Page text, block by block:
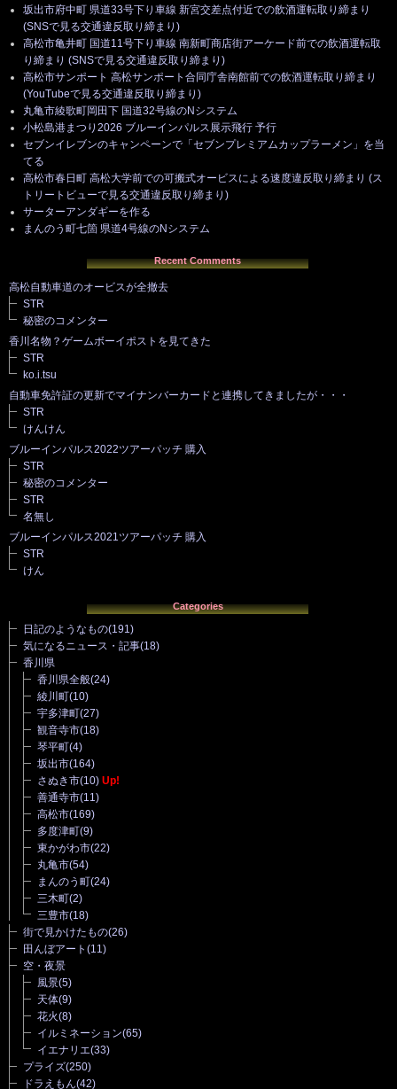
坂出市府中町 県道33号下り車線 新宮交差点付近での飲酒運転取り締まり
(SNSで見る交通違反取り締まり)
高松市亀井町 国道11号下り車線 南新町商店街アーケード前での飲酒運転取
り締まり (SNSで見る交通違反取り締まり)
高松市サンポート 高松サンポート合同庁舎南館前での飲酒運転取り締まり
(YouTubeで見る交通違反取り締まり)
丸亀市綾歌町岡田下 国道32号線のNシステム
小松島港まつり2026 ブルーインパルス展示飛行 予行
セブンイレブンのキャンペーンで「セブンプレミアムカップラーメン」を当
てる
高松市春日町 高松大学前での可搬式オービスによる速度違反取り締まり (ス
トリートビューで見る交通違反取り締まり)
サーターアンダギーを作る
まんのう町七箇 県道4号線のNシステム
Recent Comments
高松自動車道のオービスが全撤去
STR
秘密のコメンター
香川名物？ゲームボーイポストを見てきた
STR
ko.i.tsu
自動車免許証の更新でマイナンバーカードと連携してきましたが・・・
STR
けんけん
ブルーインパルス2022ツアーパッチ 購入
STR
秘密のコメンター
STR
名無し
ブルーインパルス2021ツアーパッチ 購入
STR
けん
Categories
日記のようなもの(191)
気になるニュース・記事(18)
香川県
香川県全般(24)
綾川町(10)
宇多津町(27)
観音寺市(18)
琴平町(4)
坂出市(164)
さぬき市(10) Up!
善通寺市(11)
高松市(169)
多度津町(9)
東かがわ市(22)
丸亀市(54)
まんのう町(24)
三木町(2)
三豊市(18)
街で見かけたもの(26)
田んぼアート (11)
空・夜景
風景(5)
天体(9)
花火(8)
イルミネーション(65)
イエナリエ(33)
プライズ(250)
ドラえもん(42)